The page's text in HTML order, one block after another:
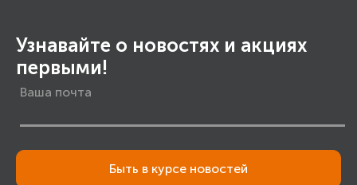
Узнавайте о новостях и акциях
первыми!
Быть в курсе новостей